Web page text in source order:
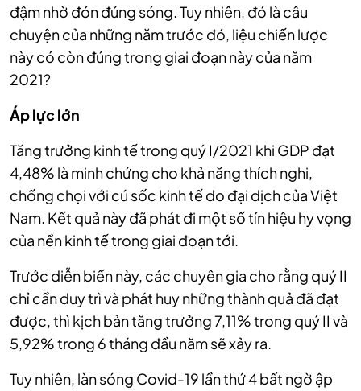
đậm nhờ đón đúng sóng. Tuy nhiên, đó là câu
chuyện của những năm trước đó, liệu chiến lược
này có còn đúng trong giai đoạn này của năm
2021?
Áp lực lớn
Tăng trưởng kinh tế trong quý I/2021 khi GDP đạt
4,48% là minh chứng cho khả năng thích nghi,
chống chọi với cú sốc kinh tế do đại dịch của Việt
Nam. Kết quả này đã phát đi một số tín hiệu hy vọng
của nền kinh tế trong giai đoạn tới.
Trước diễn biến này, các chuyên gia cho rằng quý II
chỉ cần duy trì và phát huy những thành quả đã đạt
được, thì kịch bản tăng trưởng 7,11% trong quý II và
5,92% trong 6 tháng đầu năm sẽ xảy ra.
Tuy nhiên, làn sóng Covid-19 lần thứ 4 bất ngờ ập